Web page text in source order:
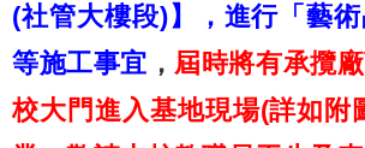
(社管大樓段)】，進行「藝術
等施工事宜 ， 屆時將有承攬
校大門進入基地現場(詳如附